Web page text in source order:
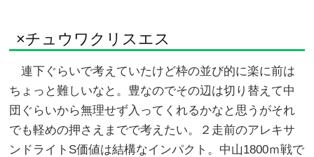
×チュウワクリスエス
連下ぐらいで考えていたけど枠の並び的に楽に前は
ちょっと難しいなと。豊なのでその辺は切り替えて中
団ぐらいから無理せず入ってくれるかなと思うがそれ
でも軽めの押さえまでで考えたい。２走前のアレキサ
ンドライトS価値は結構なインパクト。中山1800ｍ戦で